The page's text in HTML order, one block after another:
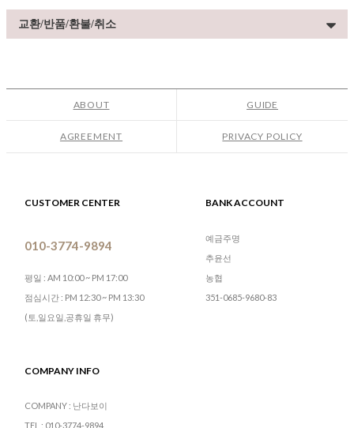
교환/반품/환불/취소
ABOUT GUIDE
AGREEMENT PRIVACY POLICY
CUSTOMER CENTER
010-3774-9894
평일 : AM 10:00 ~ PM 17:00
점심시간 : PM 12:30 ~ PM 13:30
(토,일요일,공휴일 휴무)
BANK ACCOUNT
예금주명
추윤선
농협
351-0685-9680-83
COMPANY INFO
COMPANY : 난다보이
TEL : 010-3774-9894